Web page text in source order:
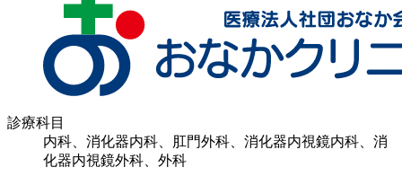
診療科目
内科、消化器内科、肛門外科、消化器内視鏡内科、消
化器内視鏡外科、外科